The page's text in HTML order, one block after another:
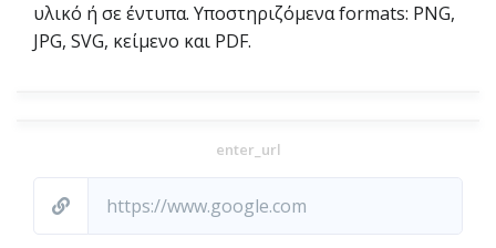
υλικό ή σε έντυπα. Υποστηριζόμενα formats: PNG,
JPG, SVG, κείμενο και PDF.
enter_url